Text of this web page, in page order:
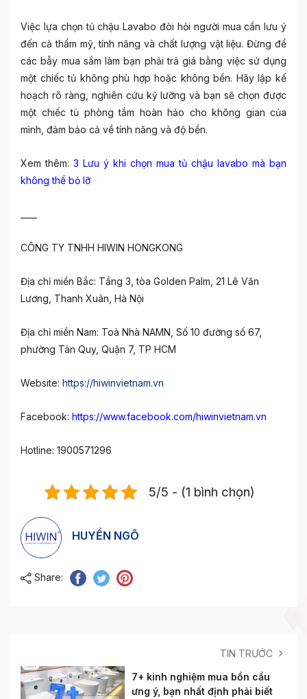
Việc lựa chọn tủ chậu Lavabo đòi hỏi người mua cần lưu ý
đến cả thẩm mỹ, tính năng và chất lượng vật liệu. Đừng để
các bẫy mua sắm làm bạn phải trả giá bằng việc sử dụng
một chiếc tủ không phù hợp hoặc không bền. Hãy lập kế
hoạch rõ ràng, nghiên cứu kỹ lưỡng và bạn sẽ chọn được
một chiếc tủ phòng tắm hoàn hảo cho không gian của
mình, đảm bảo cả về tính năng và độ bền.
Xem thêm: 3 Lưu ý khi chọn mua tủ chậu lavabo mà bạn
không thể bỏ lỡ
CÔNG TY TNHH HIWIN HONGKONG
Địa chỉ miền Bắc: Tầng 3, tòa Golden Palm, 21 Lê Văn
Lương, Thanh Xuân, Hà Nội
Địa chỉ miền Nam: Toà Nhà NAMN, Số 10 đường số 67,
phường Tân Quy, Quận 7, TP HCM
Website: https://hiwinvietnam.vn
Facebook: https://www.facebook.com/hiwinvietnam.vn
Hotline: 1900571296
5/5 - (1 bình chọn)
HUYỀN NGÔ
Share:
TIN TRƯỚC
7+ kinh nghiệm mua bồn cầu
ưng ý, bạn nhất định phải biết